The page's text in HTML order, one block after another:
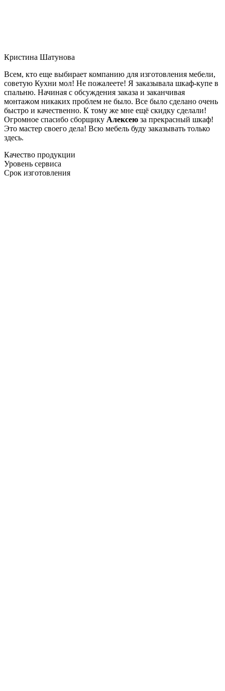
Кристина Шатунова
Всем, кто еще выбирает компанию для изготовления мебели,
советую Кухни мол! Не пожалеете! Я заказывала шкаф-купе в
спальню. Начиная с обсуждения заказа и заканчивая
монтажом никаких проблем не было. Все было сделано очень
быстро и качественно. К тому же мне ещё скидку сделали!
Огромное спасибо сборщику Алексею за прекрасный шкаф!
Это мастер своего дела! Всю мебель буду заказывать только
здесь.
Качество продукции
Уровень сервиса
Срок изготовления